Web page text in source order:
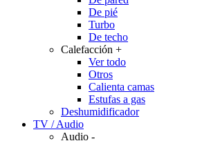
De pié
Turbo
De techo
Calefacción +
Ver todo
Otros
Calienta camas
Estufas a gas
Deshumidificador
TV / Audio
Audio -